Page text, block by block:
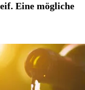
Eine mögliche